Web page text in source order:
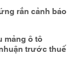
rắn cảnh báo
mảng ô tô
trước thuế